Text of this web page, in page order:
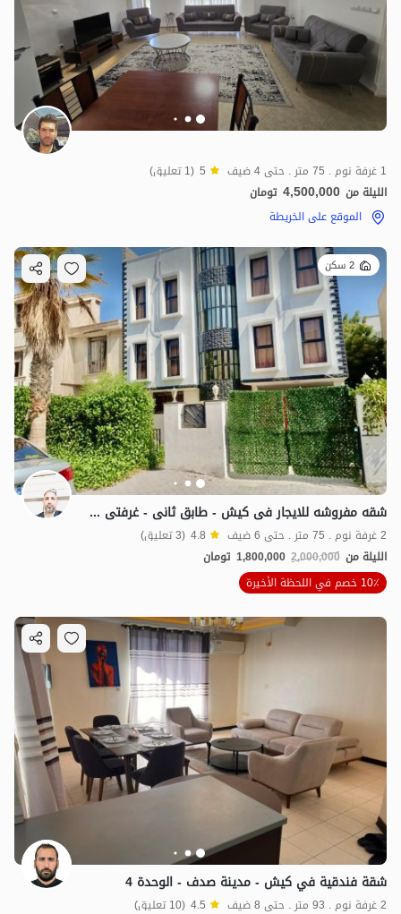
1 غرفة نوم . 75 متر . حتى 4 ضيف 5 (1 تعليق)
الليلة من 4,500,000 تومان
الموقع على الخريطة
2 سكن
شقه مفروشه للایجار فی کیش - طابق ثانی - غرفتی نوم
2 غرفة نوم . 75 متر . حتى 6 ضيف 4.8 (3 تعليق)
الليلة من 2,000,000
1,800,000 تومان
10٪ خصم في اللحظة الأخيرة
شقة فندقية في كيش - مدينة صدف - الوحدة 4
2 غرفة نوم . 93 متر . حتى 8 ضيف 4.5 (10 تعليق)